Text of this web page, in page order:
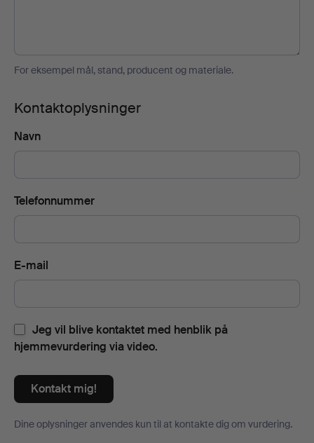
For eksempel mål, stand, producent og materiale.
Kontaktoplysninger
Navn
Telefonnummer
E-mail
Jeg vil blive kontaktet med henblik på
hjemmevurdering via video.
Kontakt mig!
Dine oplysninger anvendes kun til at kontakte dig om vurdering.